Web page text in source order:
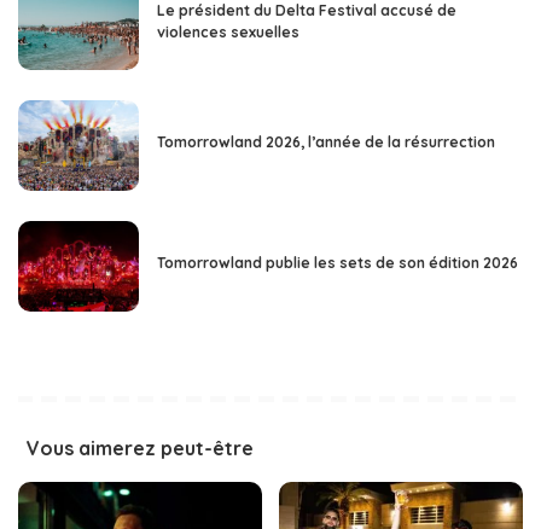
Le président du Delta Festival accusé de
violences sexuelles
Tomorrowland 2026, l’année de la résurrection
Tomorrowland publie les sets de son édition 2026
Vous aimerez peut-être